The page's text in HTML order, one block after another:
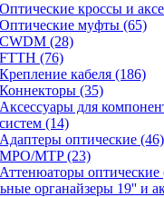
Оптические кроссы и
Оптические муфты (65)
CWDM (28)
FTTH (76)
Крепление кабеля (186)
Коннекторы (35)
Аксессуары для
систем (14)
Адаптеры оптические (46)
MPO/MTP(23)
Аттенюаторы оптические
органайзеры 19'' и